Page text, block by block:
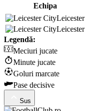
Echipa
Leicester
Leicester
Legendă:
Meciuri jucate
Minute jucate
Goluri marcate
Pase decisive
Sus